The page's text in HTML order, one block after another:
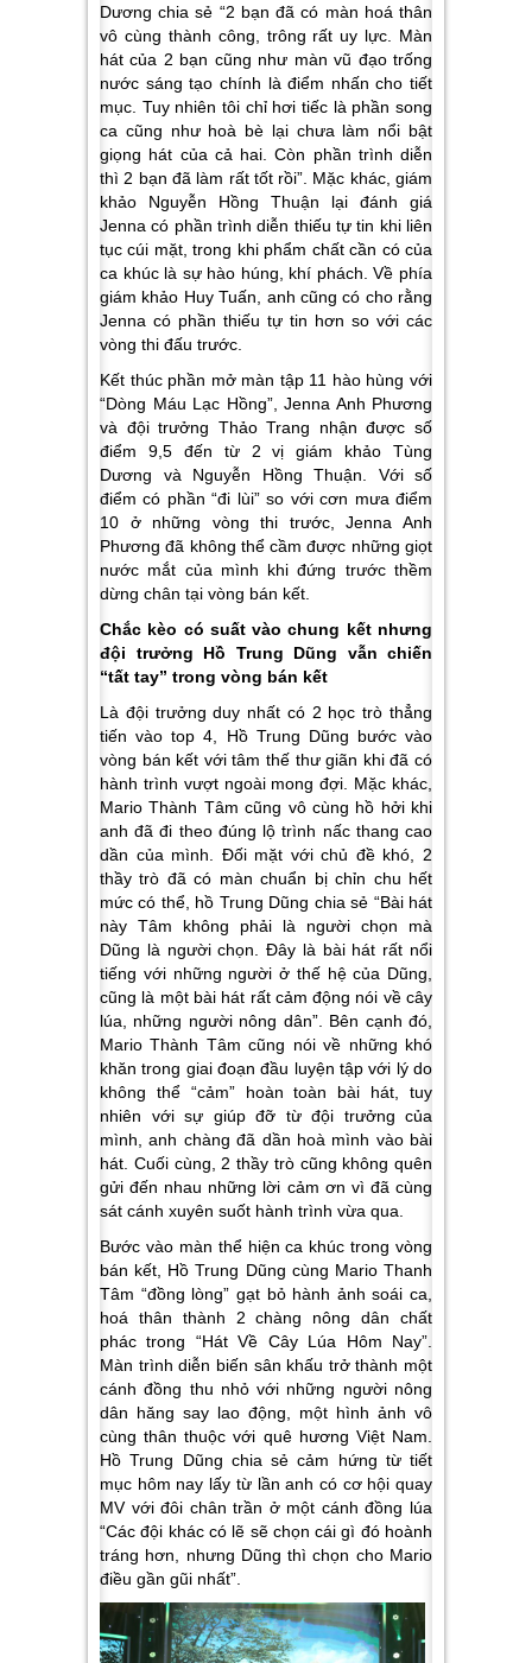
Dương chia sẻ “2 bạn đã có màn hoá thân
vô cùng thành công, trông rất uy lực. Màn
hát của 2 bạn cũng như màn vũ đạo trống
nước sáng tạo chính là điểm nhấn cho tiết
mục. Tuy nhiên tôi chỉ hơi tiếc là phần song
ca cũng như hoà bè lại chưa làm nổi bật
giọng hát của cả hai. Còn phần trình diễn
thì 2 bạn đã làm rất tốt rồi”. Mặc khác, giám
khảo Nguyễn Hồng Thuận lại đánh giá
Jenna có phần trình diễn thiếu tự tin khi liên
tục cúi mặt, trong khi phẩm chất cần có của
ca khúc là sự hào húng, khí phách. Về phía
giám khảo Huy Tuấn, anh cũng có cho rằng
Jenna có phần thiếu tự tin hơn so với các
vòng thi đấu trước.
Kết thúc phần mở màn tập 11 hào hùng với
“Dòng Máu Lạc Hồng”, Jenna Anh Phương
và đội trưởng Thảo Trang nhận được số
điểm 9,5 đến từ 2 vị giám khảo Tùng
Dương và Nguyễn Hồng Thuận. Với số
điểm có phần “đi lùi” so với cơn mưa điểm
10 ở những vòng thi trước, Jenna Anh
Phương đã không thể cầm được những giọt
nước mắt của mình khi đứng trước thềm
dừng chân tại vòng bán kết.
Chắc kèo có suất vào chung kết nhưng
đội trưởng Hồ Trung Dũng vẫn chiến
“tất tay” trong vòng bán kết
Là đội trưởng duy nhất có 2 học trò thẳng
tiến vào top 4, Hồ Trung Dũng bước vào
vòng bán kết với tâm thế thư giãn khi đã có
hành trình vượt ngoài mong đợi. Mặc khác,
Mario Thành Tâm cũng vô cùng hồ hởi khi
anh đã đi theo đúng lộ trình nấc thang cao
dần của mình. Đối mặt với chủ đề khó, 2
thầy trò đã có màn chuẩn bị chỉn chu hết
mức có thể, hồ Trung Dũng chia sẻ “Bài hát
này Tâm không phải là người chọn mà
Dũng là người chọn. Đây là bài hát rất nổi
tiếng với những người ở thế hệ của Dũng,
cũng là một bài hát rất cảm động nói về cây
lúa, những người nông dân”. Bên cạnh đó,
Mario Thành Tâm cũng nói về những khó
khăn trong giai đoạn đầu luyện tập với lý do
không thể “cảm” hoàn toàn bài hát, tuy
nhiên với sự giúp đỡ từ đội trưởng của
mình, anh chàng đã dần hoà mình vào bài
hát. Cuối cùng, 2 thầy trò cũng không quên
gửi đến nhau những lời cảm ơn vì đã cùng
sát cánh xuyên suốt hành trình vừa qua.
Bước vào màn thể hiện ca khúc trong vòng
bán kết, Hồ Trung Dũng cùng Mario Thanh
Tâm “đồng lòng” gạt bỏ hành ảnh soái ca,
hoá thân thành 2 chàng nông dân chất
phác trong “Hát Về Cây Lúa Hôm Nay”.
Màn trình diễn biến sân khấu trở thành một
cánh đồng thu nhỏ với những người nông
dân hăng say lao động, một hình ảnh vô
cùng thân thuộc với quê hương Việt Nam.
Hồ Trung Dũng chia sẻ cảm hứng từ tiết
mục hôm nay lấy từ lần anh có cơ hội quay
MV với đôi chân trần ở một cánh đồng lúa
“Các đội khác có lẽ sẽ chọn cái gì đó hoành
tráng hơn, nhưng Dũng thì chọn cho Mario
điều gần gũi nhất”